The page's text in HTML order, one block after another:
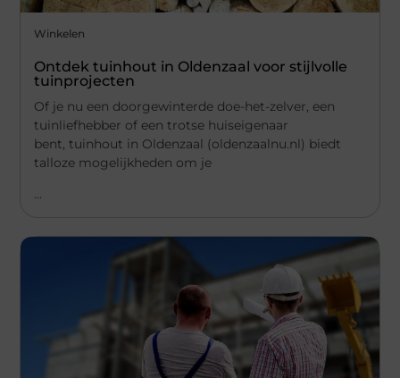
Winkelen
Ontdek tuinhout in Oldenzaal voor stijlvolle
tuinprojecten
Of je nu een doorgewinterde doe-het-zelver, een
tuinliefhebber of een trotse huiseigenaar
bent, tuinhout in Oldenzaal (oldenzaalnu.nl) biedt
talloze mogelijkheden om je
...